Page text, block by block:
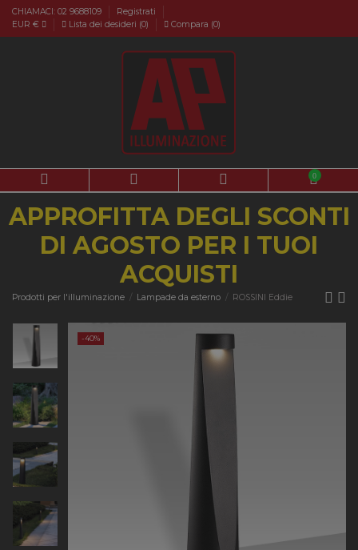
CHIAMACI: 02 9688109
Registrati
EUR €
Lista dei desideri (0) Compara (0)
0
APPROFITTA DEGLI SCONTI
DI AGOSTO PER I TUOI
ACQUISTI
Prodotti per l'illuminazione Lampade da esterno ROSSINI Eddie
-40%